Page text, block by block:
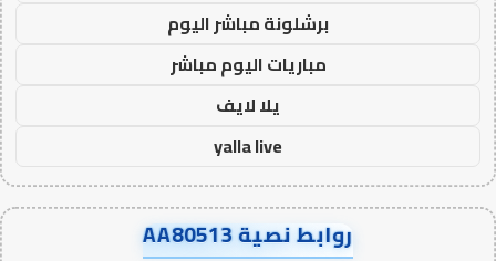
برشلونة مباشر اليوم
مباريات اليوم مباشر
يلا لايف
yalla live
روابط نصية AA80513